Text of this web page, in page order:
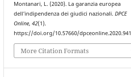
Montanari, L. (2020). La garanzia europea
dell’indipendenza dei giudici nazionali.DPCE
Online,42(1).
https://doi.org/10.57660/dpceonline.2020.941
More Citation Formats